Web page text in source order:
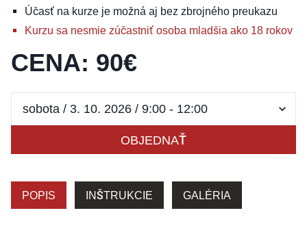
Účasť na kurze je možná aj bez zbrojného preukazu
Kurzu sa nesmie zúčastniť osoba mladšia ako 18 rokov
CENA: 90€
OBJEDNAŤ
POPIS INŠTRUKCIE GALÉRIA